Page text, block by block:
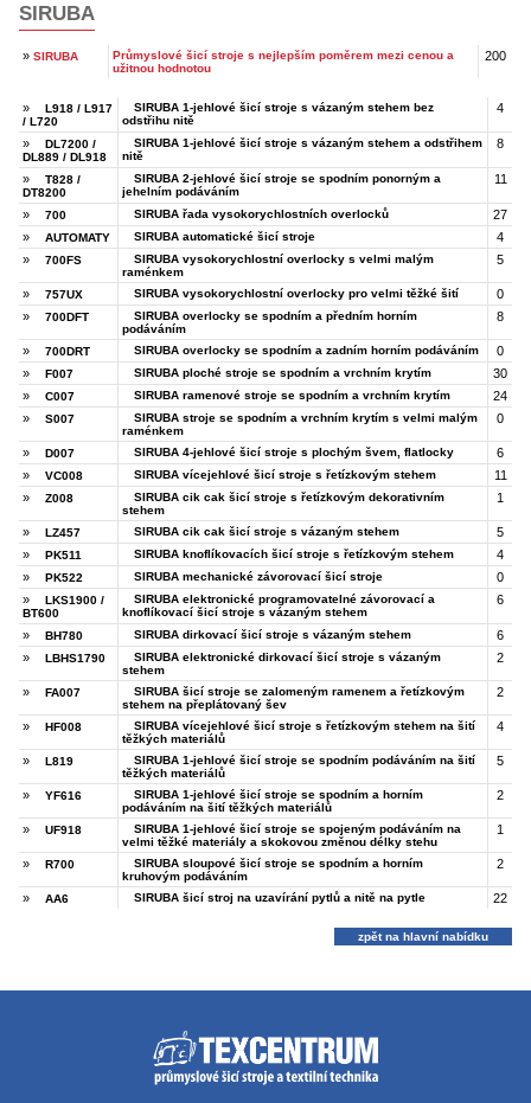
SIRUBA
» SIRUBA
Průmyslové šicí stroje s nejlepším poměrem mezi cenou a
užitnou hodnotou
200
»
L918 / L917
/ L720
SIRUBA 1-jehlové šicí stroje s vázaným stehem bez
odstřihu nitě
4
»
DL7200 /
DL889 / DL918
SIRUBA 1-jehlové šicí stroje s vázaným stehem a odstřihem
nitě
8
»
T828 /
DT8200
SIRUBA 2-jehlové šicí stroje se spodním ponorným a
jehelním podáváním
11
» 700 SIRUBA řada vysokorychlostních overlocků
27
»
AUTOMATY SIRUBA automatické šicí stroje
4
»
700FS
SIRUBA vysokorychlostní overlocky s velmi malým
raménkem
5
» 757UX SIRUBA vysokorychlostní overlocky pro velmi těžké šití
0
»
700DFT
SIRUBA overlocky se spodním a předním horním
podáváním
8
» 700DRT SIRUBA overlocky se spodním a zadním horním podáváním
0
»
F007 SIRUBA ploché stroje se spodním a vrchním krytím
30
»
C007 SIRUBA ramenové stroje se spodním a vrchním krytím
24
»
S007
SIRUBA stroje se spodním a vrchním krytím s velmi malým
raménkem
0
» D007 SIRUBA 4-jehlové šicí stroje s plochým švem, flatlocky
6
»
VC008 SIRUBA vícejehlové šicí stroje s řetízkovým stehem
11
»
Z008
SIRUBA cik cak šicí stroje s řetízkovým dekorativním
stehem
1
» LZ457 SIRUBA cik cak šicí stroje s vázaným stehem
5
»
PK511 SIRUBA knoflíkovacích šicí stroje s řetízkovým stehem
4
»
PK522 SIRUBA mechanické závorovací šicí stroje
0
»
LKS1900 /
BT600
SIRUBA elektronické programovatelné závorovací a
knoflíkovací šicí stroje s vázaným stehem
6
» BH780 SIRUBA dirkovací šicí stroje s vázaným stehem
6
»
LBHS1790
SIRUBA elektronické dirkovací šicí stroje s vázaným
stehem
2
» FA007
SIRUBA šicí stroje se zalomeným ramenem a řetízkovým
stehem na přeplátovaný šev
2
» HF008
SIRUBA vícejehlové šicí stroje s řetízkovým stehem na šití
těžkých materiálů
4
» L819
SIRUBA 1-jehlové šicí stroje se spodním podáváním na šití
těžkých materiálů
5
» YF616
SIRUBA 1-jehlové šicí stroje se spodním a horním
podáváním na šití těžkých materiálů
2
» UF918
SIRUBA 1-jehlové šicí stroje se spojeným podáváním na
velmi těžké materiály a skokovou změnou délky stehu
1
» R700
SIRUBA sloupové šicí stroje se spodním a horním
kruhovým podáváním
2
» AA6 SIRUBA šicí stroj na uzavírání pytlů a nitě na pytle 22
zpět na hlavní nabídku